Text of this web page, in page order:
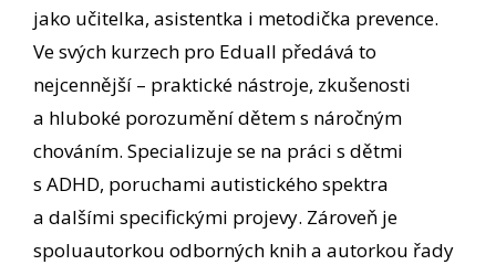
jako učitelka, asistentka i metodička prevence.
Ve svých kurzech pro Eduall předává to
nejcennější – praktické nástroje, zkušenosti
a hluboké porozumění dětem s náročným
chováním. Specializuje se na práci s dětmi
s ADHD, poruchami autistického spektra
a dalšími specifickými projevy. Zároveň je
spoluautorkou odborných knih a autorkou řady